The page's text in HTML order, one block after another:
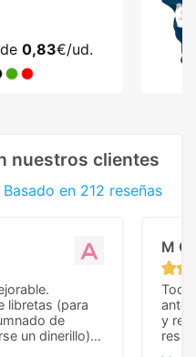
0,83€/ud.
nuestros clientes
Basado en 212 reseñas
libretas (para
de
un dinerillo) y
M C
Todo
y